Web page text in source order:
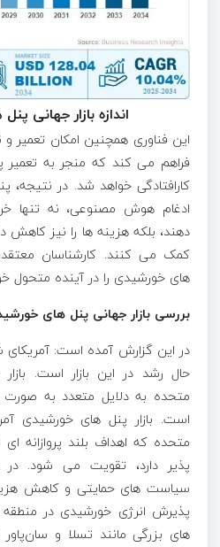
اندازه بازار جهانی
این فناوری همچنین امکان تعمیر
فراهم می‌ کند که منجر به تعمیر
کارافتادگی خواهد شد. در نتیجه،
ادغام هوش مصنوعی، نه تنها
‌دهند، بلکه هزینه ‌ها را نیز
کمک می ‌کنند. کارشناسان
های خورشیدی را در آینده متحول
بررسی بازار جهانی پنل های
در این گزارش آمده است:
حال رشد در این بازار است.
متحده به دلایل متعدد به
است. بازار پنل‌ های خورشیدی
متحده که اهداف بلند پروازانه
پذیر دارد، تقویت می‌ شود. در
سیاست ‌های حمایتی و کاهش
پذیرش انرژی خورشیدی در
های بزرگی مانند تسلا و سان‌پاور